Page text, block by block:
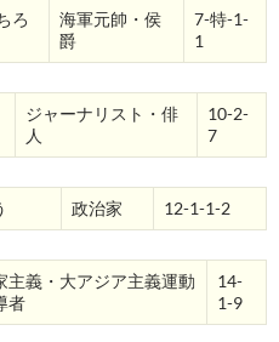
ろ
海軍元帥・侯
爵
7-特-1-
1
ジャーナリスト・俳
人
10-2-
7
政治家 12-1-1-2
主義・大アジア主義運動
者
14-
1-9